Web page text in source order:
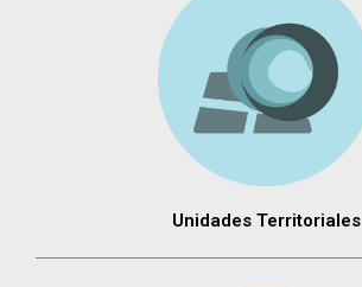
Unidades Territoriales